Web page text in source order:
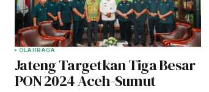
OLAHRAGA
Jateng Targetkan Tiga Besar
PON 2024 Aceh-Sumut